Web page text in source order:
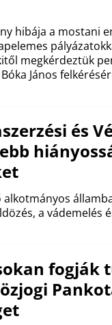
hibája a mostani
megkérdeztük
János
és
a vádemelés
fogják